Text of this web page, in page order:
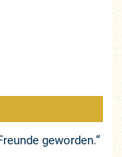
geworden.“